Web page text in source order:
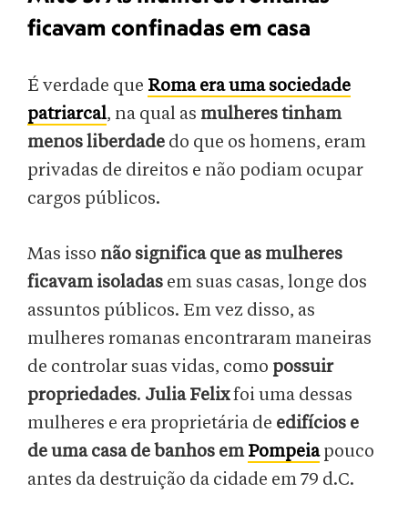
ficavam confinadas em casa
É verdade que Roma era uma sociedade
patriarcal, na qual as mulheres tinham
menos liberdade do que os homens, eram
privadas de direitos e não podiam ocupar
cargos públicos.
Mas isso não significa que as mulheres
ficavam isoladas em suas casas, longe dos
assuntos públicos. Em vez disso, as
mulheres romanas encontraram maneiras
de controlar suas vidas, como possuir
propriedades. Julia Felixfoi uma dessas
mulheres e era proprietária de edifícios e
de uma casa de banhos emPompeiapouco
antes da destruição da cidade em 79 d.C.